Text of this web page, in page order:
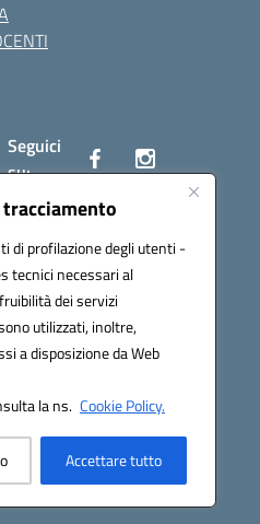
di profilazione degli utenti -
tecnici necessari al
dei servizi
utilizzati, inoltre,
a disposizione da Web
la ns. Cookie Policy.
Accettare tutto
Seguici
su: